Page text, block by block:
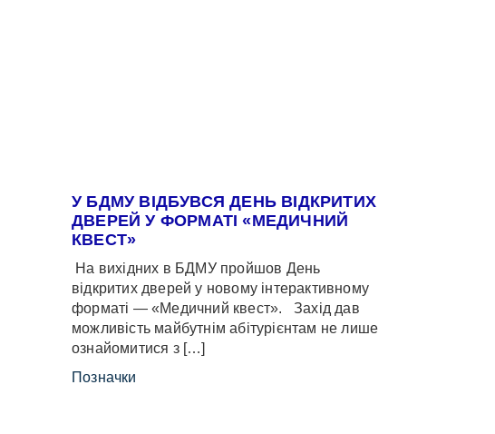
У БДМУ ВІДБУВСЯ ДЕНЬ ВІДКРИТИХ
ДВЕРЕЙ У ФОРМАТІ «МЕДИЧНИЙ
КВЕСТ»
На вихідних в БДМУ пройшов День
відкритих дверей у новому інтерактивному
форматі — «Медичний квест». Захід дав
можливість майбутнім абітурієнтам не лише
ознайомитися з […]
Позначки